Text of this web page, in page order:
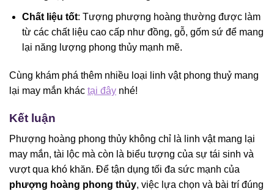
Chất liệu tốt: Tượng phượng hoàng thường được làm
từ các chất liệu cao cấp như đồng, gỗ, gốm sứ để mang
lại năng lượng phong thủy mạnh mẽ.
Cùng khám phá thêm nhiều loại linh vật phong thuỷ mang
lại may mắn khác tại đây nhé!
Kết luận
Phượng hoàng phong thủy không chỉ là linh vật mang lại
may mắn, tài lộc mà còn là biểu tượng của sự tái sinh và
vượt qua khó khăn. Để tận dụng tối đa sức mạnh của
phượng hoàng phong thủy, việc lựa chọn và bài trí đúng